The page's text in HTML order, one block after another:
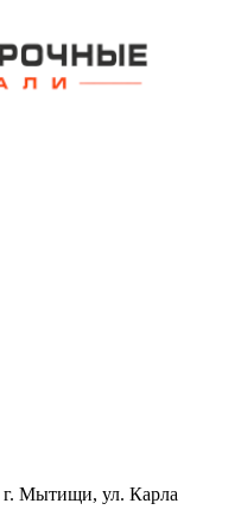
г. Мытищи, ул. Карла